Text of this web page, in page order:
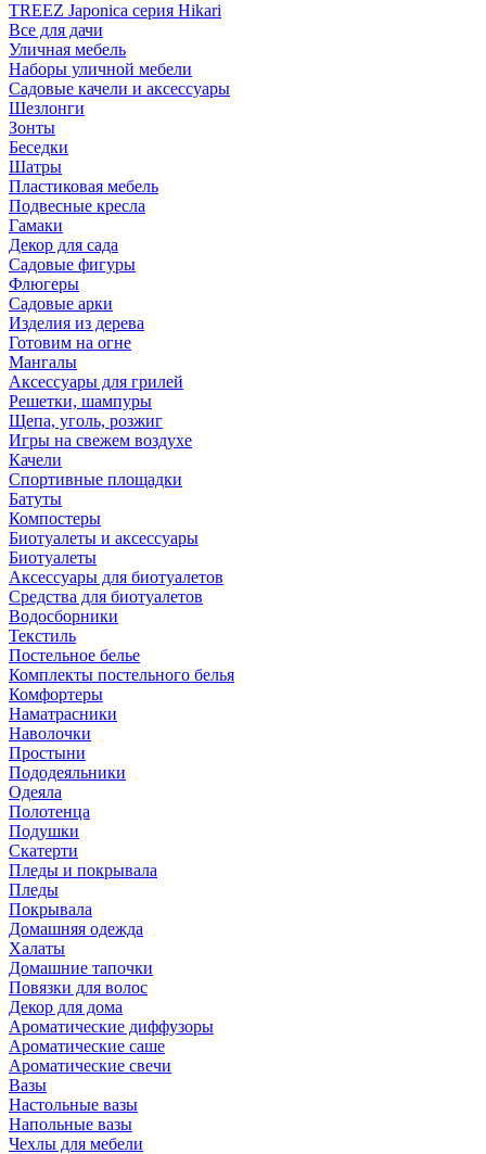
TREEZ Japonica серия Hikari
Все для дачи
Уличная мебель
Наборы уличной мебели
Садовые качели и аксессуары
Шезлонги
Зонты
Беседки
Шатры
Пластиковая мебель
Подвесные кресла
Гамаки
Декор для сада
Садовые фигуры
Флюгеры
Садовые арки
Изделия из дерева
Готовим на огне
Мангалы
Аксессуары для грилей
Решетки, шампуры
Щепа, уголь, розжиг
Игры на свежем воздухе
Качели
Спортивные площадки
Батуты
Компостеры
Биотуалеты и аксессуары
Биотуалеты
Аксессуары для биотуалетов
Средства для биотуалетов
Водосборники
Текстиль
Постельное белье
Комплекты постельного белья
Комфортеры
Наматрасники
Наволочки
Простыни
Пододеяльники
Одеяла
Полотенца
Подушки
Скатерти
Пледы и покрывала
Пледы
Покрывала
Домашняя одежда
Халаты
Домашние тапочки
Повязки для волос
Декор для дома
Ароматические диффузоры
Ароматические саше
Ароматические свечи
Вазы
Настольные вазы
Напольные вазы
Чехлы для мебели